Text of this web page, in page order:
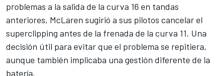
problemas a la salida de la curva 16 en tandas
anteriores, McLaren sugirió a sus pilotos cancelar el
superclipping antes de la frenada de la curva 11. Una
decisión útil para evitar que el problema se repitiera,
aunque también implicaba una gestión diferente de la
batería.